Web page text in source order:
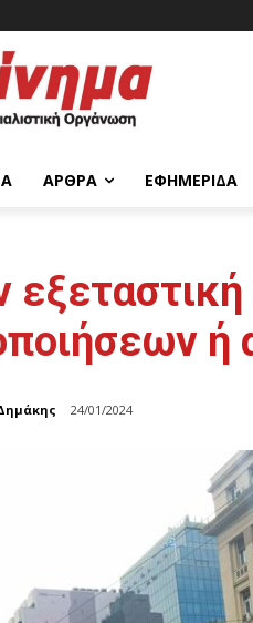
ΆΡΘΡΑ ΕΦΗΜΕΡΊΔΑ
ή
24/01/2024